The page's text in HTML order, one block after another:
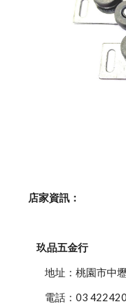
    店家資訊：
玖品五金行
地址：桃
電話：03